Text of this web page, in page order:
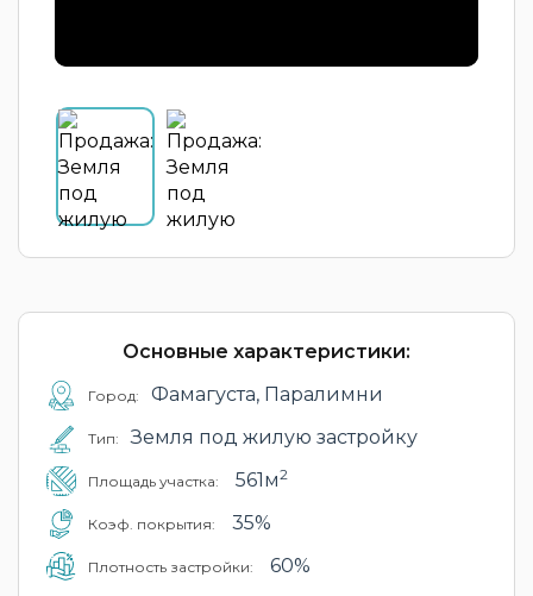
Основные характеристики:
Город: Фамагуста, Паралимни
Тип: Земля под жилую застройку
Площадь участка: 561м2
Коэф. покрытия: 35%
Плотность застройки: 60%